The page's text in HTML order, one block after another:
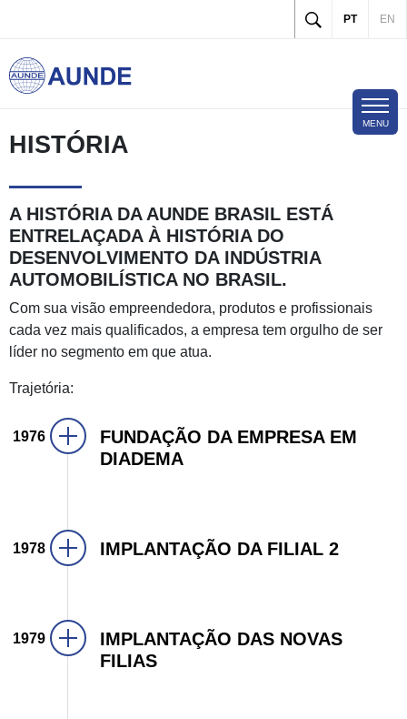
CONVENÇÃO COLETIVA
SOBRE NÓS
PRODUTOS
TERMOS E CONDIÇÕES
LOCALIDADES
GRUPO
EXTRANET
PT EN
MENU
HISTÓRIA
A HISTÓRIA DA AUNDE BRASIL ESTÁ
ENTRELAÇADA À HISTÓRIA DO
DESENVOLVIMENTO DA INDÚSTRIA
AUTOMOBILÍSTICA NO BRASIL.
Com sua visão empreendedora, produtos e profissionais
cada vez mais qualificados, a empresa tem orgulho de ser
líder no segmento em que atua.
Trajetória:
1976
FUNDAÇÃO DA EMPRESA EM
DIADEMA
1978 IMPLANTAÇÃO DA FILIAL 2
1979
IMPLANTAÇÃO DAS NOVAS
FILIAS